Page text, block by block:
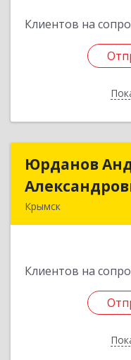
Клиентов на
Юрданов
Крымск
Клиентов на